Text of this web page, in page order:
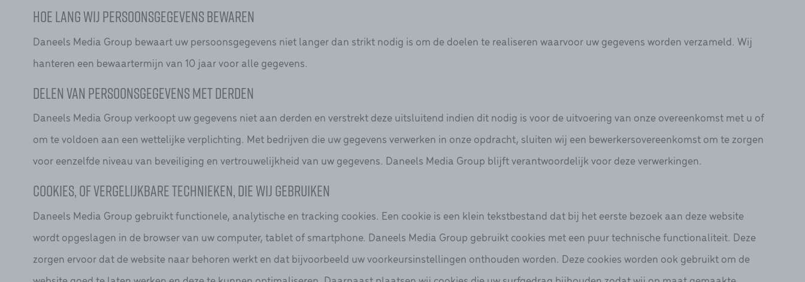
Hoe lang wij persoonsgegevens bewaren
Daneels Media Group bewaart uw persoonsgegevens niet langer dan strikt nodig is om de doelen te realiseren waarvoor uw gegevens worden verzameld. Wij
hanteren een bewaartermijn van 10 jaar voor alle gegevens.
Delen van persoonsgegevens met derden
Daneels Media Group verkoopt uw gegevens niet aan derden en verstrekt deze uitsluitend indien dit nodig is voor de uitvoering van onze overeenkomst met u of
om te voldoen aan een wettelijke verplichting. Met bedrijven die uw gegevens verwerken in onze opdracht, sluiten wij een bewerkersovereenkomst om te zorgen
voor eenzelfde niveau van beveiliging en vertrouwelijkheid van uw gegevens. Daneels Media Group blijft verantwoordelijk voor deze verwerkingen.
Cookies, of vergelijkbare technieken, die wij gebruiken
Daneels Media Group gebruikt functionele, analytische en tracking cookies. Een cookie is een klein tekstbestand dat bij het eerste bezoek aan deze website
wordt opgeslagen in de browser van uw computer, tablet of smartphone. Daneels Media Group gebruikt cookies met een puur technische functionaliteit. Deze
zorgen ervoor dat de website naar behoren werkt en dat bijvoorbeeld uw voorkeursinstellingen onthouden worden. Deze cookies worden ook gebruikt om de